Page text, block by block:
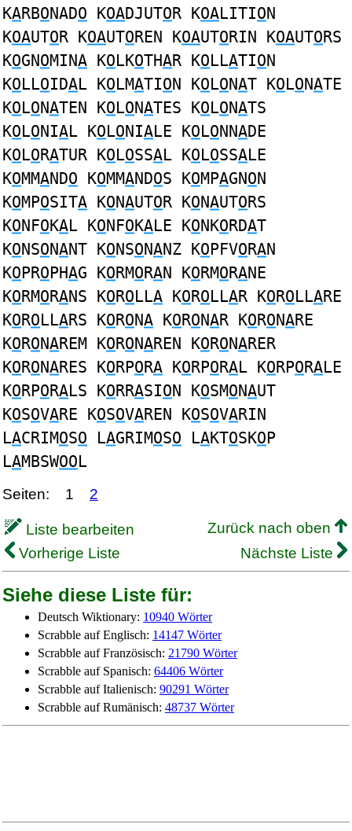
KARBONADO KOADJUTOR KOALITION
KOAUTOR KOAUTOREN KOAUTORIN KOAUTORS
KOGNOMINA KOLKOTHAR KOLLATION
KOLLOIDAL KOLMATION KOLONAT KOLONATE
KOLONATEN KOLONATES KOLONATS
KOLONIAL KOLONIALE KOLONNADE
KOLORATUR KOLOSSAL KOLOSSALE
KOMMANDO KOMMANDOS KOMPAGNON
KOMPOSITA KONAUTOR KONAUTORS
KONFOKAL KONFOKALE KONKORDAT
KONSONANT KONSONANZ KOPFVORAN
KOPROPHAG KORMORAN KORMORANE
KORMORANS KOROLLA KOROLLAR KOROLLARE
KOROLLARS KORONA KORONAR KORONARE
KORONAREM KORONAREN KORONARER
KORONARES KORPORA KORPORAL KORPORALE
KORPORALS KORRASION KOSMONAUT
KOSOVARE KOSOVAREN KOSOVARIN
LACRIMOSO LAGRIMOSO LAKTOSKOP
LAMBSWOOL
Seiten: 1 2
Liste bearbeiten
Zurück nach oben
Vorherige Liste
Nächste Liste
Siehe diese Liste für:
Deutsch Wiktionary: 10940 Wörter
Scrabble auf Englisch: 14147 Wörter
Scrabble auf Französisch: 21790 Wörter
Scrabble auf Spanisch: 64406 Wörter
Scrabble auf Italienisch: 90291 Wörter
Scrabble auf Rumänisch: 48737 Wörter